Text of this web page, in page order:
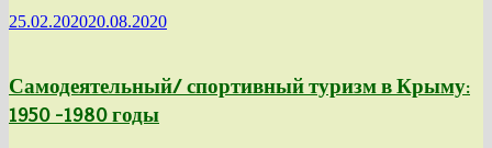
25.02.202020.08.2020
Самодеятельный/ спортивный туризм в Крыму:
1950 -1980 годы